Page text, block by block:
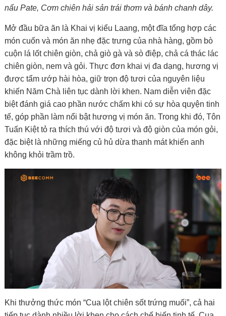
nấu Pate, Cơm chiên hải sản trái thơm và bánh chanh dây.
Mở đầu bữa ăn là Khai vị kiểu Laang, một đĩa tổng hợp các
món cuốn và món ăn nhẹ đặc trưng của nhà hàng, gồm bò
cuộn lá lốt chiên giòn, chả giò gà và sò điệp, chả cá thác lác
chiên giòn, nem và gỏi. Thực đơn khai vị đa dạng, hương vị
được tẩm ướp hài hòa, giữ trọn độ tươi của nguyên liệu
khiến Năm Chà liên tục dành lời khen. Nam diễn viên đặc
biệt đánh giá cao phần nước chấm khi có sự hòa quyện tinh
tế, góp phần làm nổi bật hương vị món ăn. Trong khi đó, Tôn
Tuấn Kiệt tỏ ra thích thú với độ tươi và độ giòn của món gỏi,
đặc biệt là những miếng củ hủ dừa thanh mát khiến anh
không khỏi trầm trồ.
Khi thưởng thức món “Cua lột chiên sốt trứng muối”, cả hai